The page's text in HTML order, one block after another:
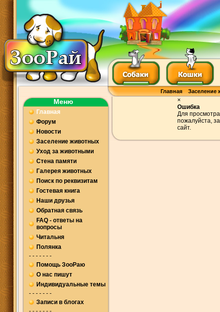
Главная Заселение
Меню
Главная
Форум
Новости
Заселение животных
Уход за животными
Стена памяти
Галерея животных
Поиск по реквизитам
Гостевая книга
Наши друзья
Обратная связь
FAQ - ответы на
вопросы
Читальня
Полянка
- - - - - - -
Помощь ЗооРаю
О нас пишут
Индивидуальные темы
- - - - - - -
Записи в блогах
×
Ошибка
Для
пожалуйста,
сайт.